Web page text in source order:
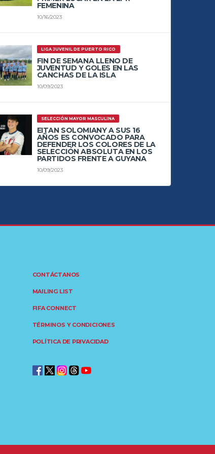
FEMENINA
10/16/2023
LIGA JUVENIL DE PUERTO RICO
FIN DE SEMANA LLENO DE
JUVENTUD Y GOLES EN LAS
CANCHAS DE LA ISLA
10/09/2023
SELECCIÓN MAYOR MASCULINA
EITAN SOLOMIANY A SUS 16
AÑOS ES CONVOCADO PARA
DEFENDER LOS COLORES DE LA
SELECCIÓN ABSOLUTA EN LOS
PARTIDOS FRENTE A GUYANA
10/09/2023
CONTÁCTANOS
MAILING LIST
FIFA CONNECT
TÉRMINOS Y CONDICIONES
POLÍTICA DE PRIVACIDAD